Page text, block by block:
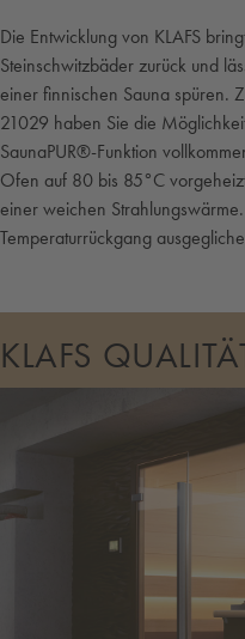
Die Entwicklung von KLAFS
Steinschwitzbäder zurück und
einer finnischen Sauna spüren.
21029 haben Sie die
SaunaPUR®-Funktion
Ofen auf 80 bis 85°C
einer weichen
Temperaturrückgang
KLAFS